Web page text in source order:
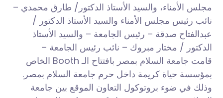
مجلس الأمناء، والسيد الأستاذ الدكتور/ طارق محمدي –
نائب رئيس مجلس الأمناء والسيد الأستاذ الدكتور /
عبدالفتاح صدقة – رئيس الجامعة – والسيد الأستاذ
الدكتور / مختار مبروك – نائب رئيس الجامعة –
قامت جامعة السلام بمصر
بافتتاح الـ Booth الخاص
بمؤسسة حياة كريمة داخل حرم جامعة السلام بمصر.
وذلك في ضوء بروتوكول التعاون الموقع بين جامعة